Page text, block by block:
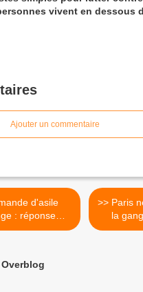
vivent en dessous
Ajouter un commentaire
: réponse
de l'Équateur
>> Paris